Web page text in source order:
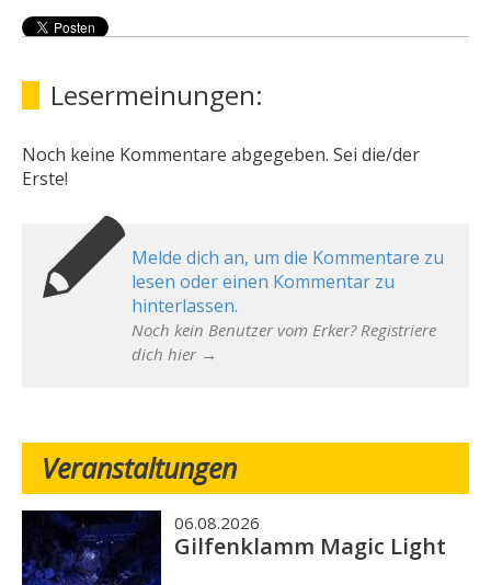
Lesermeinungen:
Noch keine Kommentare abgegeben. Sei die/der
Erste!
Melde dich an, um die Kommentare zu
lesen oder einen Kommentar zu
hinterlassen.
Noch kein Benutzer vom Erker? Registriere
dich hier →
Veranstaltungen
06.08.2026
Gilfenklamm Magic Light